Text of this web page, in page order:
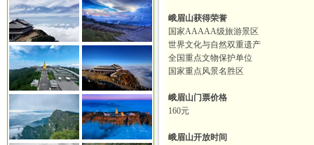
峨眉山获得荣誉
国家AAAAA级旅游景区
世界文化与自然双重遗产
全国重点文物保护单位
国家重点风景名胜区
峨眉山门票价格
160元
峨眉山开放时间